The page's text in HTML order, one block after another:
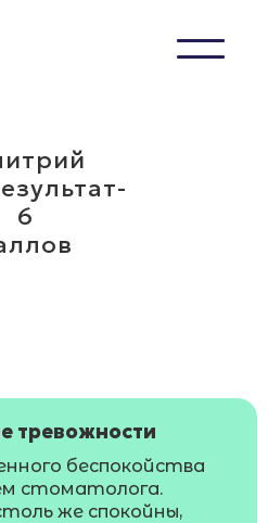
6
тревожности
беспокойства
стоматолога.
же спокойны,